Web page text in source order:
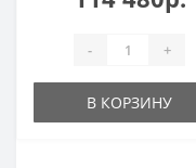
- +
В КОРЗИНУ